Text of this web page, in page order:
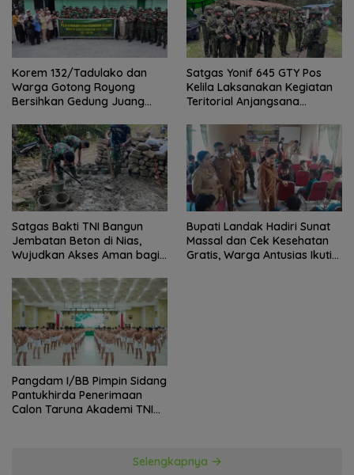
Korem 132/Tadulako dan
Warga Gotong Royong
Bersihkan Gedung Juang
Satgas Yonif 645 GTY Pos
Kelila Laksanakan Kegiatan
Teritorial Anjangsana
Lurah
Satgas Bakti TNI Bangun
Jembatan Beton di Nias,
Wujudkan Akses Aman bagi
Bupati Landak Hadiri Sunat
Massal dan Cek Kesehatan
Gratis, Warga Antusias Ikuti
Pangdam I/BB Pimpin Sidang
Pantukhirda Penerimaan
Calon Taruna Akademi TNI
Selengkapnya